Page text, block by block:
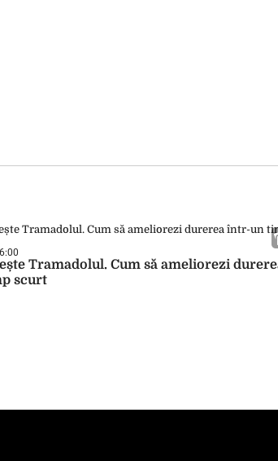
Tramadolul. Cum să ameliorezi
scurt